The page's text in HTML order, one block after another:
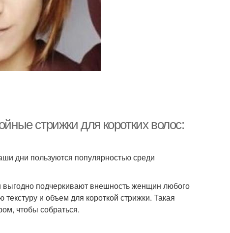
стрижки для коротких волос:
дни пользуются популярностью среди
выгодно подчеркивают внешность женщин любого
и объем для короткой стрижки. Такая
чтобы собраться.